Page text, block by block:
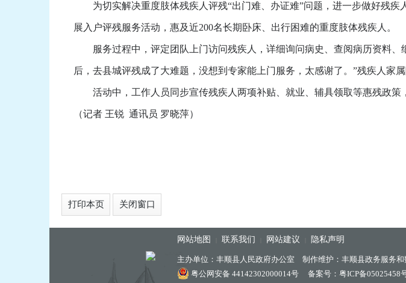
为切实解决重度肢体残疾人评残“出门难、办证难”问题，进一步做好残疾
展入户评残服务活动，惠及近200名长期卧床、出行困难的重度肢体残疾人。
服务过程中，评定团队上门访问残疾人，详细询问病史、查阅病历资料、
后，去县城评残成了大难题，没想到专家能上门服务，太感谢了。”残疾人家属
活动中，工作人员同步宣传残疾人两项补贴、就业、辅具领取等惠残政策
（记者 王锐 通讯员 罗晓萍）
打印本页 关闭窗口
网站地图 联系我们 网站建议 隐私声明
主办单位：丰顺县人民政府办公室 制作维护：丰顺县政务服务和
粤公网安备 44142302000014号
备案号：粤ICP备05025458